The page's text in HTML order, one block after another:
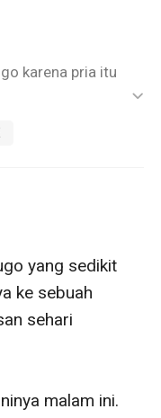
karena pria itu
tidak ingin
rasa cinta?
membuat Daylon
yang sedang
rumah
ic_default
yang sedikit
ke sebuah
sehari
malam ini.